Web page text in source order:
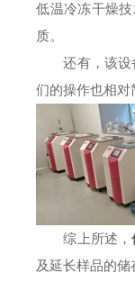
低温冷冻干燥
质。
还有，该设备
们的操作也相对
综上所述，
及延长样品的